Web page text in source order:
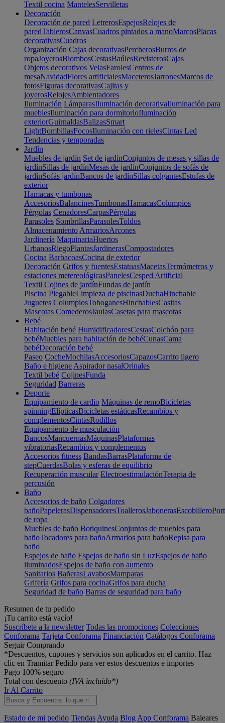
Textil cocina MantelesServilletas
Decoración
Decoración de pared LetrerosEspejosRelojes de
paredTablerosCanvasCuadros pintados a manoMarcosPlacas
decorativasCuadros
Organización Cajas decorativasPercherosBurros de
ropaJoyerosBiombosCestasBaúlesRevisterosCajas
Objetos decorativos VelasFarolesCentros de
mesaNavidadFlores artificialesMaceterosJarronesMarcos de
fotosFiguras decorativasCajitas y
joyerosRelojesAmbientadores
Iluminación LámparasIluminación decorativaIluminación para
mueblesIluminación para dormitorioIluminación
exteriorGuirnaldasBalizasSmart
LightBombillasFocosIluminación con rielesCintas Led
Tendencias y temporadas
Jardín
Muebles de jardín Set de jardínConjuntos de mesas y sillas de
jardínSillas de jardínMesas de jardínConjuntos de sofás de
jardínSofás jardínBancos de jardínSillas colgantesEstufas de
exterior
Hamacas y tumbonas
AccesoriosBalancinesTumbonasHamacasColumpios
Pérgolas CenadoresCarpasPérgolas
Parasoles SombrillasParasolesToldos
Almacenamiento ArmariosArcones
Jardinería MaquinariaHuertos
UrbanosRiegoPlantasJardinerasCompostadores
Cocina BarbacoasCocina de exterior
Decoración Grifos y fuentesEstatuasMacetasTermómetros y
estaciones metereológicasPanelesCesped Artificial
Textil Cojines de jardínFundas de jardín
Piscina PlegableLimpieza de piscinasDuchaHinchable
Juguetes ColumpiosToboganesHinchablesCasitas
Mascotas ComederosJaulasCasetas para mascotas
Bebé
Habitación bebé HumidificadoresCestasColchón para
bebéMuebles para habitación de bebéCunasCama
bebéDecoración bebé
Paseo CocheMochilasAccesoriosCapazosCarrito ligero
Baño e higiene Aspirador nasalOrinales
Textil bebé CojinesFunda
Seguridad Barreras
Deporte
Equipamiento de cardio Máquinas de remoBicicletas
spinningElípticasBicicletas estáticasRecambios y
complementosCintasRodillos
Equipamiento de musculación
BancosMancuernasMáquinasPlataformas
vibratoriasRecambios y complementos
Accesorios fitness BandasBarrasPlataforma de
stepCuerdasBolas y esferas de equilibrio
Recuperación muscular ElectroestimulaciónTerapia de
percusión
Baño
Accesorios de baño Colgadores
bañoPapelerasDispensadoresToallerosJabonerasEscobillero
de ropa
Muebles de baño BotiquinesConjuntos de muebles para
bañoTocadores para bañoArmarios para bañoRepisa para
baño
Espejos de baño Espejos de baño sin LuzEspejos de baño
iluminadosEspejos de baño con aumento
Sanitarios BañerasLavabosMamparas
Grifería Grifos para cocinaGrifos para ducha
Seguridad de baño Barras de seguridad para baño
Resumen de tu pedido
¡Tu carrito está vacío!
Suscríbete a la newsletter Todas las promociones Colecciones
Conforama Tarjeta Conforama Financiación Catálogos Conforama
Seguir Comprando
*Descuentos, cupones y servicios son aplicados en el carrito. Haz
clic en Tramitar Pedido para ver estos descuentos e importes
Pago 100% seguro
Total con descuento (IVA incluido*)
Ir Al Carrito
Estado de mi pedido Tiendas Ayuda Blog App Conforama Baleares